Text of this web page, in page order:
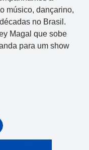
músico, dançarino,
no Brasil.
Magal que sobe
para um show